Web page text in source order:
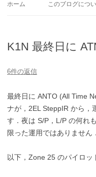
ホーム このブログにつ
K1N 最終日に
6件の返信
最終日に ANTO (All Time
ナが，2EL SteppIR から，
す．夜は S/P，L/P の何れ
限った運用ではありません
以下，Zone 25 のパイロッ